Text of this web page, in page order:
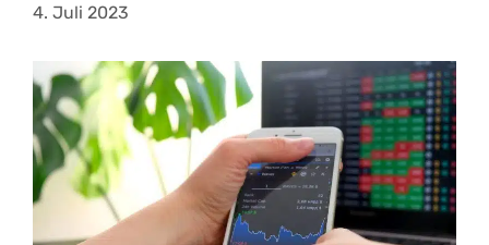
4. Juli 2023